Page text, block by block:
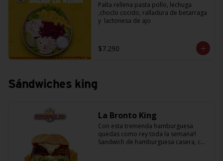
Palta rellena pasta pollo, lechuga
,choclo cocido, ralladura de betarraga
y  lactonesa de ajo
$7.290
Sándwiches king
La Bronto King
Con esta tremenda hamburguesa
quedas como rey toda la semana!!
Sandwich de hamburguesa casera, con